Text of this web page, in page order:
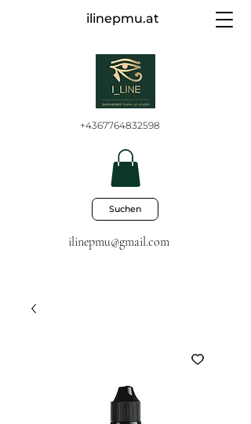
ilinepmu.at
ilinepmu@gmail.com
Suchen
+4367764832598